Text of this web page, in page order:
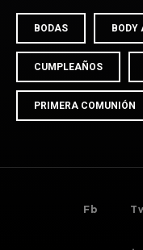
BODAS BODY
CUMPLEAÑOS
PRIMERA COMUNIÓN
Fb